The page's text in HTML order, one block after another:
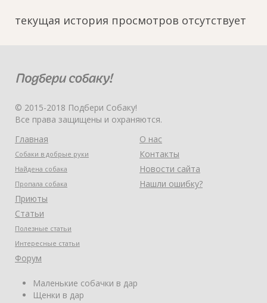
текущая история просмотров отсутствует
© 2015-2018 Подбери Собаку!
Все права защищены и охраняются.
Главная
Собаки в добрые руки
Найдена собака
Пропала собака
Приюты
Статьи
Полезные статьи
Интересные статьи
Форум
О нас
Контакты
Новости сайта
Нашли ошибку?
Маленькие собачки в дар
Щенки в дар